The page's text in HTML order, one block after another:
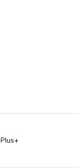
Plus+